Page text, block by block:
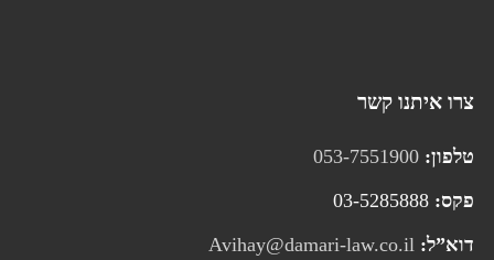
צרו איתנו קשר
טלפון: 053-7551900
פקס: 03-5285888
דוא”ל: Avihay@damari-law.co.il